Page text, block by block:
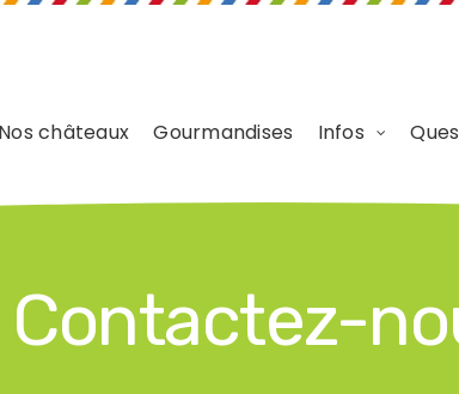
Nos châteaux Gourmandises Infos
Contactez-